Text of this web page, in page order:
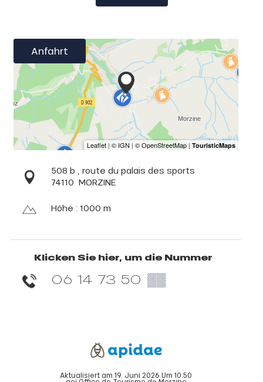
Anfahrt
508 b , route du palais des sports
74110 MORZINE
Höhe : 1000 m
Klicken Sie hier, um die Nummer
06 14 73 50 ▒▒
Aktualisiert am 19. Juni 2026 Um 10:50